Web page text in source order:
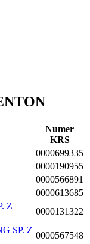
Numer
KRS
0000699335
0000190955
0000566891
0000613685
Z
0000131322
SP. Z
0000567548